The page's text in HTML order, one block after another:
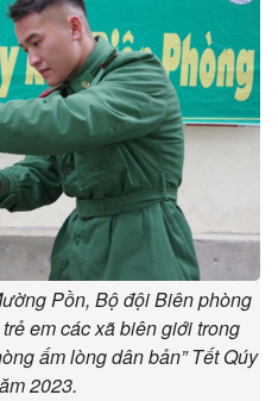
Pồn, Bộ đội Biên phòng
em các xã biên giới trong
ấm lòng dân bản” Tết Qúy
2023.